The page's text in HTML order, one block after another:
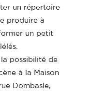
un répertoire
produire à
un petit
possibilité de
à la Maison
Dombasle,